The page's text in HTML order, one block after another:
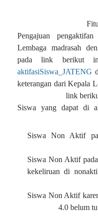
Pengajuan
Lembaga madrasah
pada link berikut
aktifasiSiswa_JATENG
keterangan dari Kepala
link
Siswa yang dapat di
Siswa Non Aktif
Siswa Non Aktif
kekeliruan di
Siswa Non Aktif
4.0 belum